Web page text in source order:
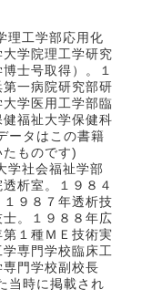
理工学部応用化
学院理工学研究
士号取得）。１
一病院研究部研
学医用工学部臨
福祉大学保健科
ータはこの書籍
ものです)
学社会福祉学部
析室。１９８４
９８７年透析技
。１９８８年広
１種ＭＥ技術実
専門学校臨床工
門学校副校長
当時に掲載され